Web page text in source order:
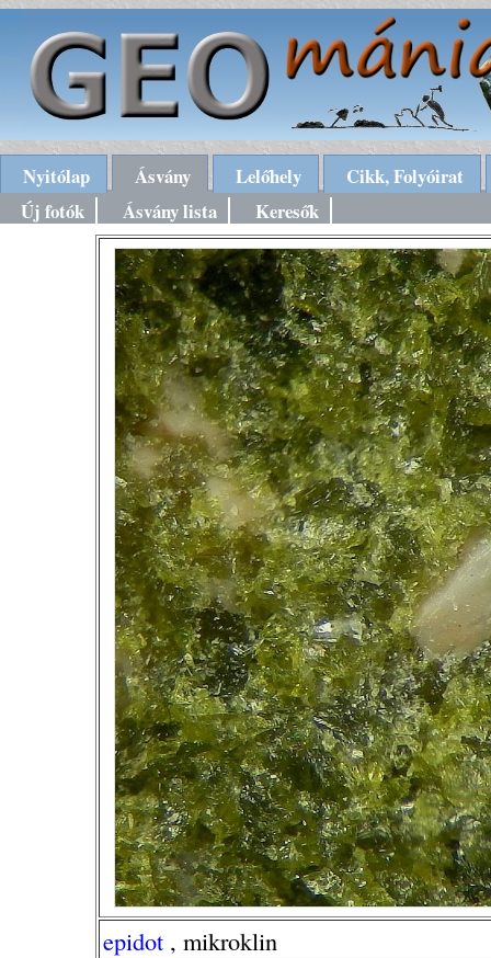
Nyitólap Ásvány Lelőhely
Cikk, Folyóirat
Új fotók
Ásvány lista Keresők
epidot , mikroklin